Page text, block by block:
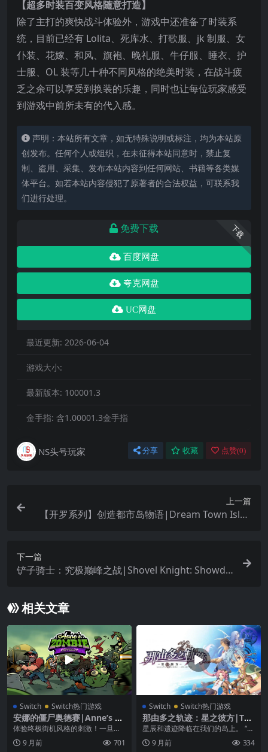
【超多时装百变风格随意打造】
除了主打的爽快战斗体验外，游戏中还准备了时装系
统，目前已经有 Lolita、死库水、打歌服、jk 制服、女
仆装、花嫁、和风、旗袍、晚礼服、牛仔服、睡衣、护
士服、OL 装等几十种不同风格的绝美时装，在战斗疲
乏之余可以享受到换装的乐趣，同时也让每位玩家感受
到游戏中前所未有的代入感。
声明：本站所有文章，如无特殊说明或标注，均为本站原
创发布。任何个人或组织，在未征得本站同意时，禁止复
制、盗用、采集、发布本站内容到任何网站、书籍等各类媒
体平台。如若本站内容侵犯了原著者的合法权益，可联系我
们进行处理。
下载
免费下载
百度网盘
夸克网盘
UC网盘
最近更新: 2026-06-04
游戏大小:
最新版本: 100001.3
金手指: 含1.00001.3金手指
NS头号玩家 分享 收藏 点赞(0)
上一篇
【开罗系列】创造都市岛物语|Dream Town Islan
下一篇
铲子骑士：究极巅峰之战|Shovel Knight: Showdo
相关文章
Switch Switch热门游戏
安娜的僵尸奥德赛|Anne’s Zo
mbie Odyssey中文
体验终极街机风格的刺激！一旦开
始，你就无法停止！使用精确的控
制来炸飞僵尸的脑袋，...
9 月前 701
Switch Switch热门游戏
那由多之轨迹：星之彼方|The
Legend of Nayuta: Boundle
星辰和遗迹降临在我们的岛上。 “轨
迹”系列挑战 ARPG 领域的野心之
作，201...
9 月前 334